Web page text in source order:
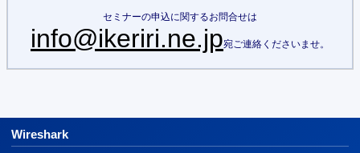
セミナーの申込に関するお問合せは
info@ikeriri.ne.jp宛ご連絡くださいませ。
Wireshark